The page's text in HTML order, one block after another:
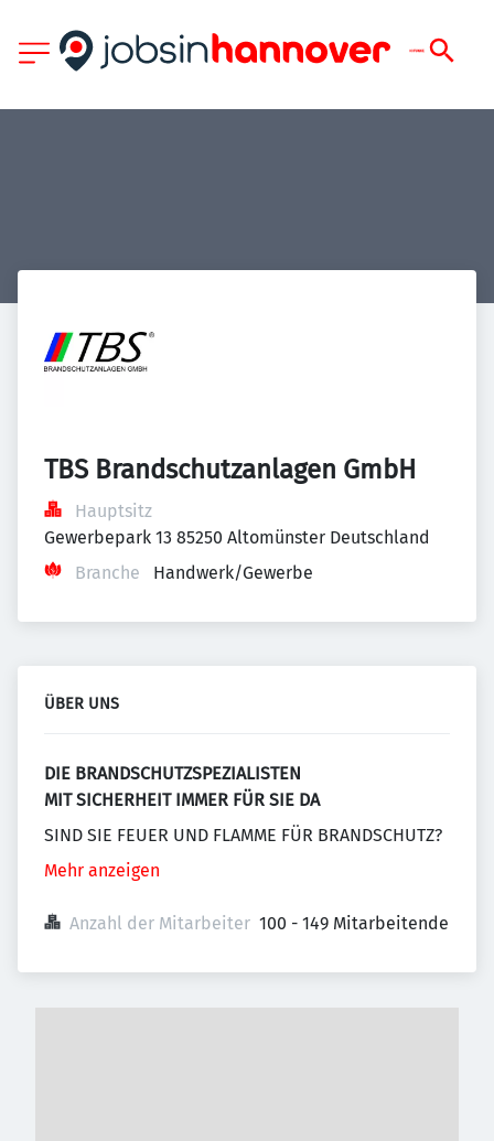
TBS Brandschutzanlagen GmbH
Hauptsitz
Gewerbepark 13 85250 Altomünster Deutschland
Branche
Handwerk/Gewerbe
ÜBER UNS
DIE BRANDSCHUTZSPEZIALISTEN
MIT SICHERHEIT IMMER FÜR SIE DA
SIND SIE FEUER UND FLAMME FÜR BRANDSCHUTZ?
Mehr anzeigen
Anzahl der Mitarbeiter 100 - 149 Mitarbeitende